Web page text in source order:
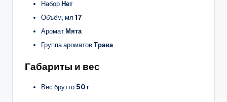
НаборНет
Объём, мл 17
АроматМята
Группа ароматовТрава
Габариты и вес
Вес брутто50 г